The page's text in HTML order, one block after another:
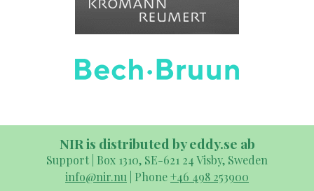
NIR is distributed by eddy.se ab
Support | Box 1310, SE-621 24 Visby, Sweden
info@nir.nu | Phone+46 498 253900